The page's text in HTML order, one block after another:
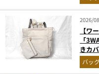
2026/
【ワ
「
きカ
バッ